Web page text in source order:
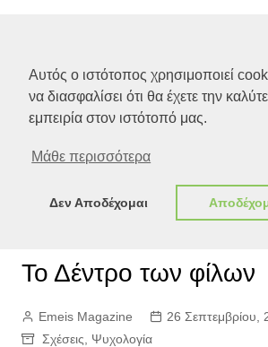
Αυτός ο ιστότοπος χρησιμοποιεί
να διασφαλίσει ότι θα έχετε την
εμπειρία στον ιστότοπό μας.
Μάθε περισσότερα
Δεν Αποδέχομαι
Ψυχολογία Το
Το Δέντρο των φίλων
Emeis Magazine 26 Σεπτεμβρίου,
Σχέσεις
Ψυχολογία